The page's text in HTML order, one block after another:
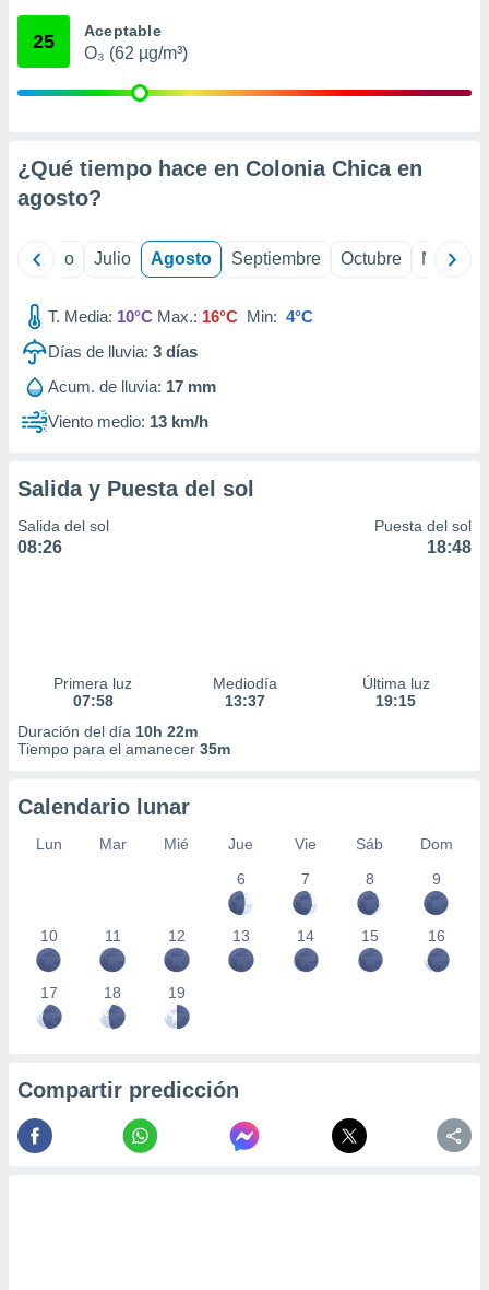
mediante
publicidad
1199
25 Aceptable
O₃ (62 µg/m³)
¿Qué tiempo hace en Colonia Chica en
agosto?
Junio Julio Agosto Septiembre Octubre
T. Media: 10°C Max.: 16°C Min: 4°C
Días de lluvia: 3 días
Acum. de lluvia: 17 mm
Viento medio: 13 km/h
Salida y Puesta del sol
Salida del sol
08:26
Puesta del sol
18:48
Primera luz
07:58
Mediodía
13:37
Última luz
19:15
Duración del día 10h 22m
Tiempo para el amanecer 35m
Calendario lunar
Lun Mar Mié Jue Vie Sáb
Dom
6
7 8 9
10 11 12 13 14 15 16
17 18 19
Compartir predicción